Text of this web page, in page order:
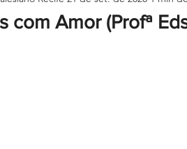
com Amor (Profª